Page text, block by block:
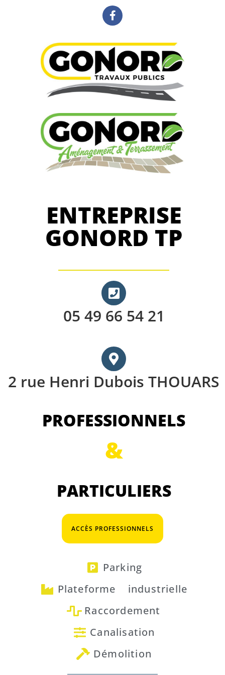
ENTREPRISE
GONORD TP
05 49 66 54 21
2 rue Henri Dubois THOUARS
PROFESSIONNELS
&
PARTICULIERS
ACCÈS PROFESSIONNELS
Parking
Plateforme industrielle
Raccordement
Canalisation
Démolition